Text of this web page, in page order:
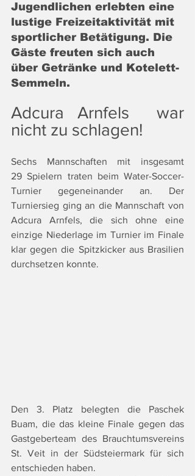
Jugendlichen erlebten eine
lustige Freizeitaktivität mit
sportlicher Betätigung. Die
Gäste freuten sich auch
über Getränke und Kotelett-
Semmeln.
Adcura Arnfels  war
nicht zu schlagen!
Sechs Mannschaften mit insgesamt
29 Spielern traten beim Water-Soccer-
Turnier gegeneinander an. Der
Turniersieg ging an die Mannschaft von
Adcura Arnfels, die sich ohne eine
einzige Niederlage im Turnier im Finale
klar gegen die Spitzkicker aus Brasilien
durchsetzen konnte.
Den 3. Platz belegten die Paschek
Buam, die das kleine Finale gegen das
Gastgeberteam des Brauchtumsvereins
St. Veit in der Südsteiermark für sich
entschieden haben.